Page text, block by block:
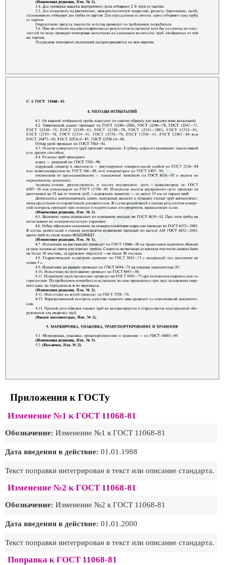
Приложения к ГОСТу
Изменение №1 к ГОСТ 11068-81
Обозначение: Изменение №1 к ГОСТ 11068-81
Дата введения в действие: 01.01.1988
Текст поправки интегрирован в текст или описание стандарта.
Изменение №2 к ГОСТ 11068-81
Обозначение: Изменение №2 к ГОСТ 11068-81
Дата введения в действие: 01.01.2000
Текст поправки интегрирован в текст или описание стандарта.
Поправка к ГОСТ 11068-81